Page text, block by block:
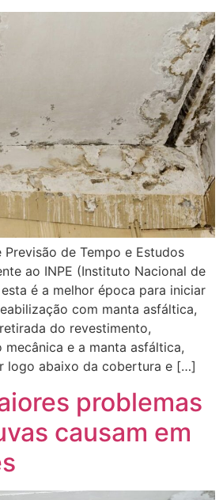
Previsão de Tempo e Estudos
ao INPE (Instituto Nacional de
é a melhor época para iniciar
com manta asfáltica,
do revestimento,
e a manta asfáltica,
logo abaixo da cobertura e […]
problemas
causam em